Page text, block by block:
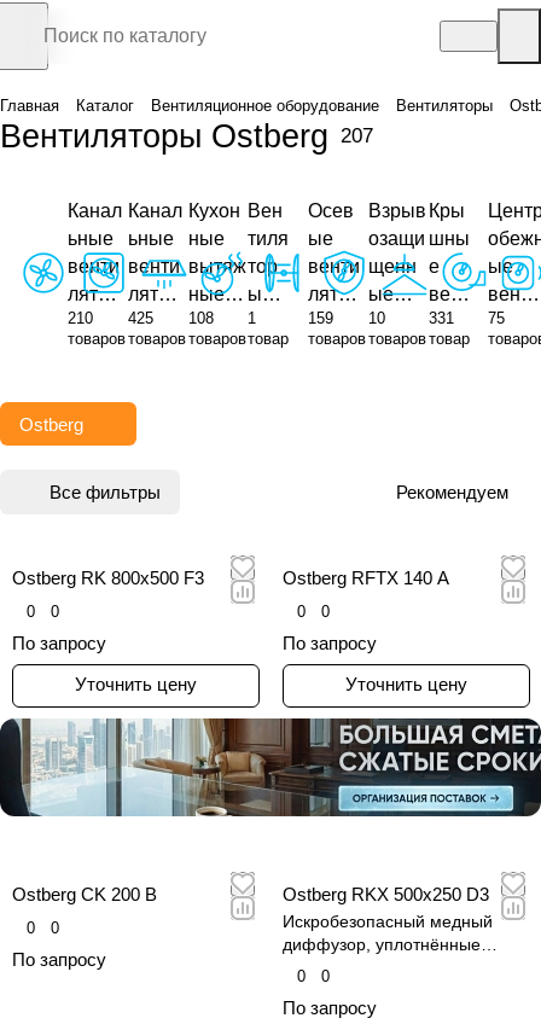
Главная Каталог Вентиляционное оборудование Вентиляторы
Вентиляторы Ostberg 207
Канал
ьные
венти
лятор
ы для
кругл
канал
ов
210
товаров
Канал
ьные
венти
лятор
ы для
прямо
ных
425
товаров
Кухон
ные
вытяж
ные
венти
лятор
108
товаров
Вен
тиля
тор
ы
дым
оуда
1
товар
Осев
ые
венти
лятор
ы
159
товаров
Взрыв
озащи
щенн
ые
венти
лятор
10
товаров
Кры
шны
е
вент
илят
оры
331
товар
ые
венти
лятор
ы
75
Ostberg
Все фильтры Рекомендуем
Ostberg RK 800x500 F3
0 0
По запросу
Уточнить цену
Ostberg RFTX 140 A
0 0
По запросу
Уточнить цену
Ostberg CK 200 B
0 0
По запросу
Ostberg RKX 500x250 D3
Искробезопасный медный
диффузор, уплотнённые
подшипники, откидывающаяся
соответствие EEx e IIB+H2 T3.
0 0
По запросу